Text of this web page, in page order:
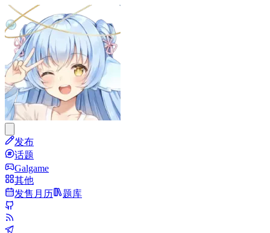
发布
话题
Galgame
其他
发售月历
题库